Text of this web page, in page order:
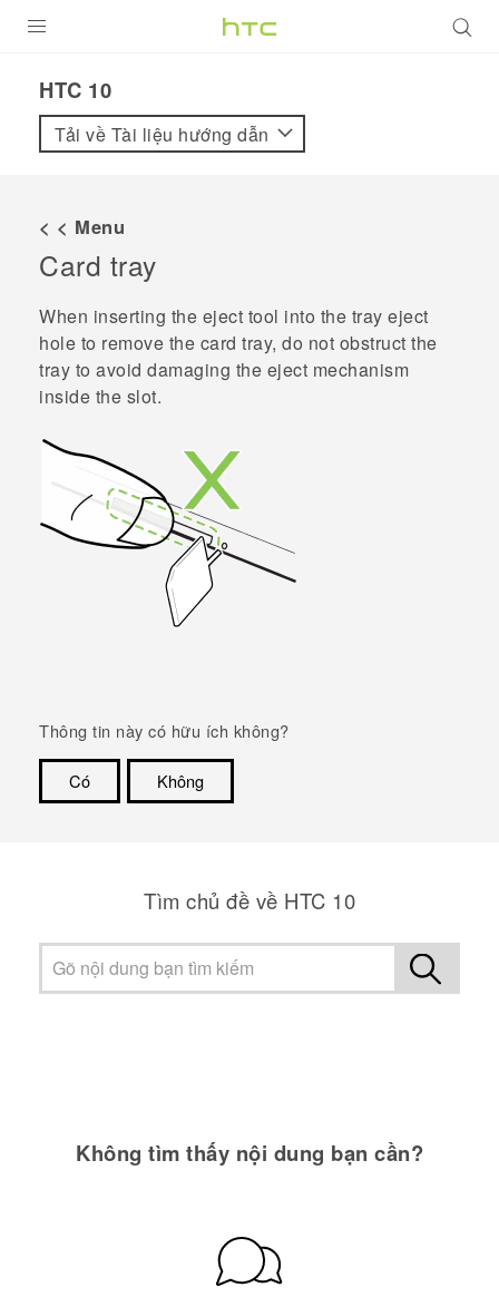
VIVE
VIVERSE
ỨNG DỤNG
HỖ TRỢ
HTC 10‎
Tải về Tài liệu hướng dẫn
< < Menu
Card tray
When inserting the eject tool into the tray eject
hole to remove the card tray, do not obstruct the
tray to avoid damaging the eject mechanism
inside the slot.
Thông tin này có hữu ích không?
Có
Không
Tìm chủ đề về HTC 10
Không tìm thấy nội dung bạn cần?